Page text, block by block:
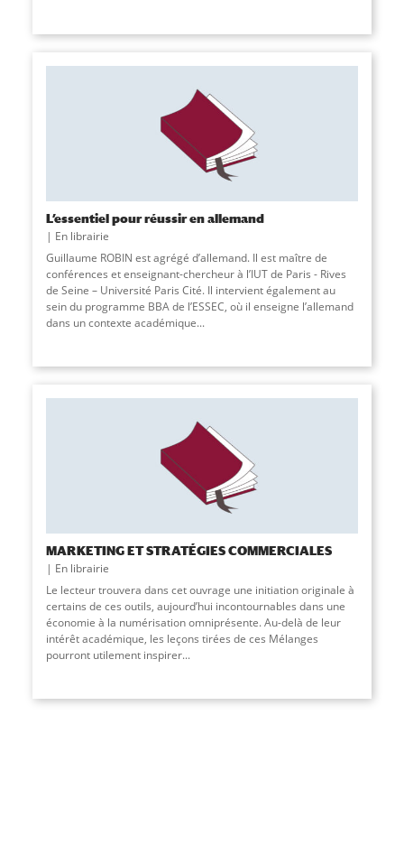
L’essentiel pour réussir en allemand
En librairie
Guillaume ROBIN est agrégé d’allemand. Il est maître de
conférences et enseignant-chercheur à l’IUT de Paris - Rives
de Seine – Université Paris Cité. Il intervient également au
sein du programme BBA de l’ESSEC, où il enseigne l’allemand
dans un contexte académique...
MARKETING ET STRATÉGIES COMMERCIALES
En librairie
Le lecteur trouvera dans cet ouvrage une initiation originale à
certains de ces outils, aujourd’hui incontournables dans une
économie à la numérisation omniprésente. Au-delà de leur
intérêt académique, les leçons tirées de ces Mélanges
pourront utilement inspirer...